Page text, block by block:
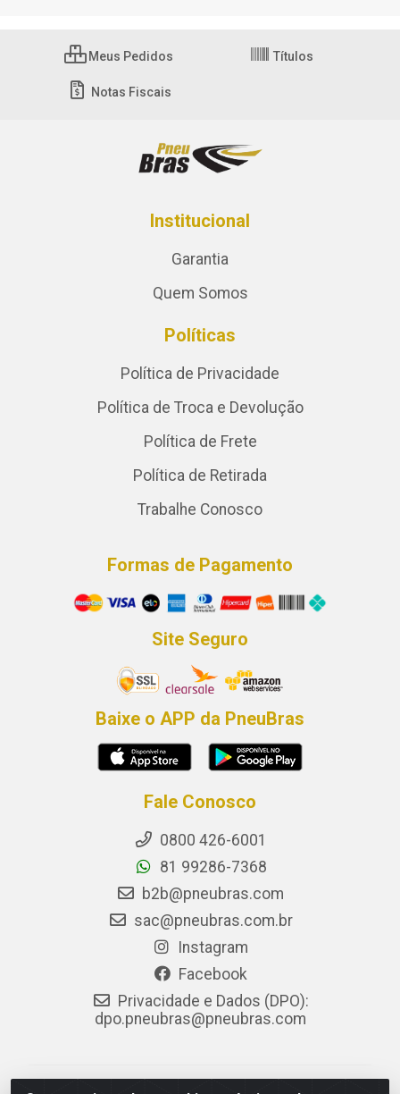
Meus Pedidos Títulos
Notas Fiscais
Institucional
Garantia
Quem Somos
Políticas
Política de Privacidade
Política de Troca e Devolução
Política de Frete
Política de Retirada
Trabalhe Conosco
Formas de Pagamento
Site Seguro
Baixe o APP da PneuBras
Fale Conosco
0800 426-6001
81 99286-7368
b2b@pneubras.com
sac@pneubras.com.br
Instagram
Facebook
Privacidade e Dados (DPO):
dpo.pneubras@pneubras.com